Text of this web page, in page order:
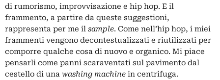
di rumorismo, improvvisazione e hip hop. E il
frammento, a partire da queste suggestioni,
rappresenta per me il sample. Come nell’hip hop, i miei
frammenti vengono decontestualizzati e riutilizzati per
comporre qualche cosa di nuovo e organico. Mi piace
pensarli come panni scaraventati sul pavimento dal
cestello di una washing machine in centrifuga.